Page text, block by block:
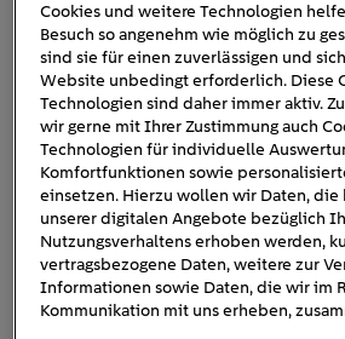
ermöglichen.
Abstand einhalten:
Geschirrteile berühren, da
behindern kann. Gleichzeitig
nicht überladen werden, da
Reinigungsleistung
Schrägstellen für optimale
Teller und Schüsseln sollten
werden, damit das Wasser
und Restwasser abfließen
Plastik oben platzieren:
Cookies und weitere Technologien
Besuch so angenehm wie möglich zu
sind sie für einen zuverlässigen und
Website unbedingt erforderlich. Diese
Technologien sind daher immer aktiv.
wir gerne mit Ihrer Zustimmung auch
Technologien für individuelle
Komfortfunktionen sowie
einsetzen. Hierzu wollen wir Daten, die
unserer digitalen Angebote bezüglich
Nutzungsverhaltens erhoben werden,
vertragsbezogene Daten, weitere zur
Informationen sowie Daten, die wir im
Kommunikation mit uns erheben,